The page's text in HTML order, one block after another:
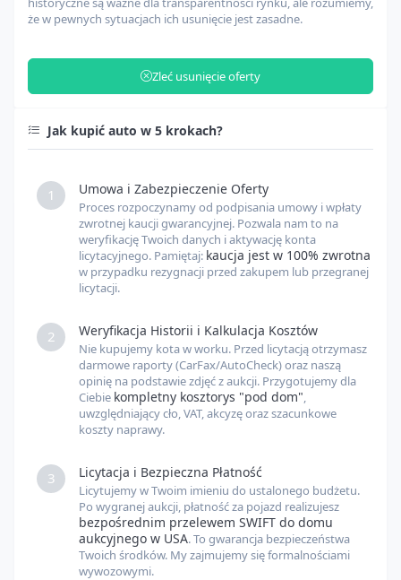
Opłaty celne USD
Kurs USD USD PLN
EUR PLN
że w pewnych sytuacjach ich usunięcie jest zasadne.
Zleć usunięcie oferty
Jak kupić auto w 5 krokach?
1 Umowa i Zabezpieczenie Oferty
Proces rozpoczynamy od podpisania umowy i wpłaty
zwrotnej kaucji gwarancyjnej. Pozwala nam to na
weryfikację Twoich danych i aktywację konta
licytacyjnego. Pamiętaj: kaucja jest w 100% zwrotna
w przypadku rezygnacji przed zakupem lub przegranej
licytacji.
2 Weryfikacja Historii i Kalkulacja Kosztów
Nie kupujemy kota w worku. Przed licytacją otrzymasz
darmowe raporty (CarFax/AutoCheck) oraz naszą
opinię na podstawie zdjęć z aukcji. Przygotujemy dla
Ciebie kompletny kosztorys "pod dom",
uwzględniający cło, VAT, akcyzę oraz szacunkowe
koszty naprawy.
3 Licytacja i Bezpieczna Płatność
Licytujemy w Twoim imieniu do ustalonego budżetu.
Po wygranej aukcji, płatność za pojazd realizujesz
bezpośrednim przelewem SWIFT do domu
aukcyjnego w USA. To gwarancja bezpieczeństwa
Twoich środków. My zajmujemy się formalnościami
wywozowymi.